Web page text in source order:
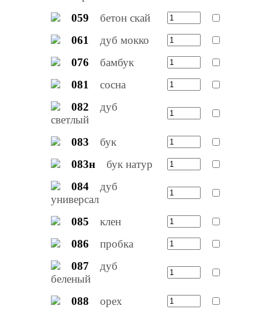
059
бетон скай
061
дуб мокко
076
бамбук
081
сосна
082
дуб
светлый
083
бук
083н
бук натур
084
дуб
универсал
085
клен
086
пробка
087
дуб
беленый
088
орех